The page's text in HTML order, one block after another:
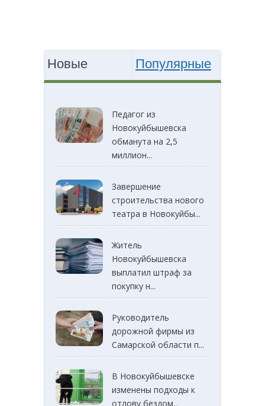
Новые Популярные
Педагог из
Новокуйбышевска
обманута на 2,5
миллион...
Завершение
строительства нового
театра в Новокуйбы...
Житель
Новокуйбышевска
выплатил штраф за
покупку н...
Руководитель
дорожной фирмы из
Самарской области п...
В Новокуйбышевске
изменены подходы к
отлову бездом...